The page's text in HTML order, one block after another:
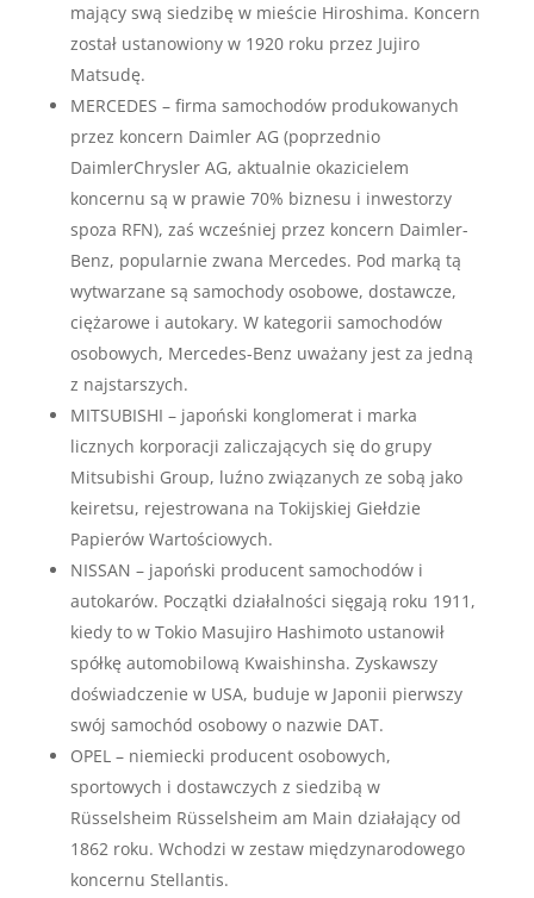
mający swą siedzibę w mieście Hiroshima. Koncern
został ustanowiony w 1920 roku przez Jujiro
Matsudę.
MERCEDES – firma samochodów produkowanych
przez koncern Daimler AG (poprzednio
DaimlerChrysler AG, aktualnie okazicielem
koncernu są w prawie 70% biznesu i inwestorzy
spoza RFN), zaś wcześniej przez koncern Daimler-
Benz, popularnie zwana Mercedes. Pod marką tą
wytwarzane są samochody osobowe, dostawcze,
ciężarowe i autokary. W kategorii samochodów
osobowych, Mercedes-Benz uważany jest za jedną
z najstarszych.
MITSUBISHI – japoński konglomerat i marka
licznych korporacji zaliczających się do grupy
Mitsubishi Group, luźno związanych ze sobą jako
keiretsu, rejestrowana na Tokijskiej Giełdzie
Papierów Wartościowych.
NISSAN – japoński producent samochodów i
autokarów. Początki działalności sięgają roku 1911,
kiedy to w Tokio Masujiro Hashimoto ustanowił
spółkę automobilową Kwaishinsha. Zyskawszy
doświadczenie w USA, buduje w Japonii pierwszy
swój samochód osobowy o nazwie DAT.
OPEL – niemiecki producent osobowych,
sportowych i dostawczych z siedzibą w
Rüsselsheim Rüsselsheim am Main działający od
1862 roku. Wchodzi w zestaw międzynarodowego
koncernu Stellantis.